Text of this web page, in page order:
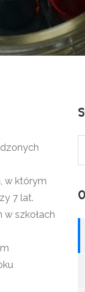
w którym
7 lat.
szkołach